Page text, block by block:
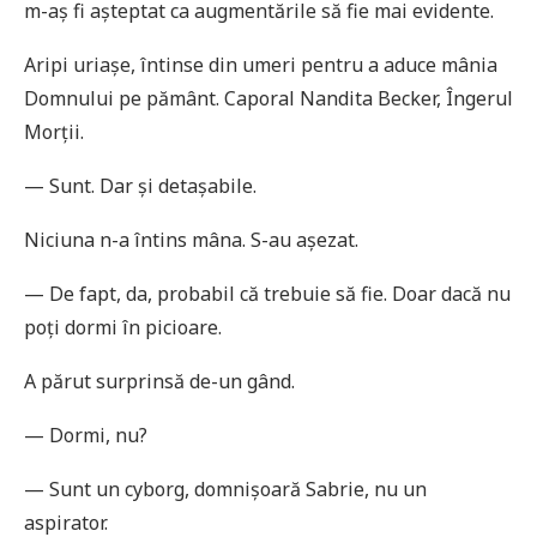
m-aș fi așteptat ca augmentările să fie mai evidente.
Aripi uriașe, întinse din umeri pentru a aduce mânia
Domnului pe pământ. Caporal Nandita Becker, Îngerul
Morții.
— Sunt. Dar și detașabile.
Niciuna n-a întins mâna. S-au așezat.
— De fapt, da, probabil că trebuie să fie. Doar dacă nu
poți dormi în picioare.
A părut surprinsă de-un gând.
— Dormi, nu?
— Sunt un cyborg, domnișoară Sabrie, nu un
aspirator.